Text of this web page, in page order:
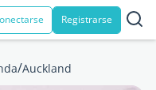
Registrarse
/Auckland